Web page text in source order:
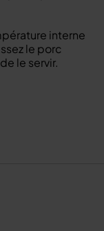
interne
le porc
le servir.